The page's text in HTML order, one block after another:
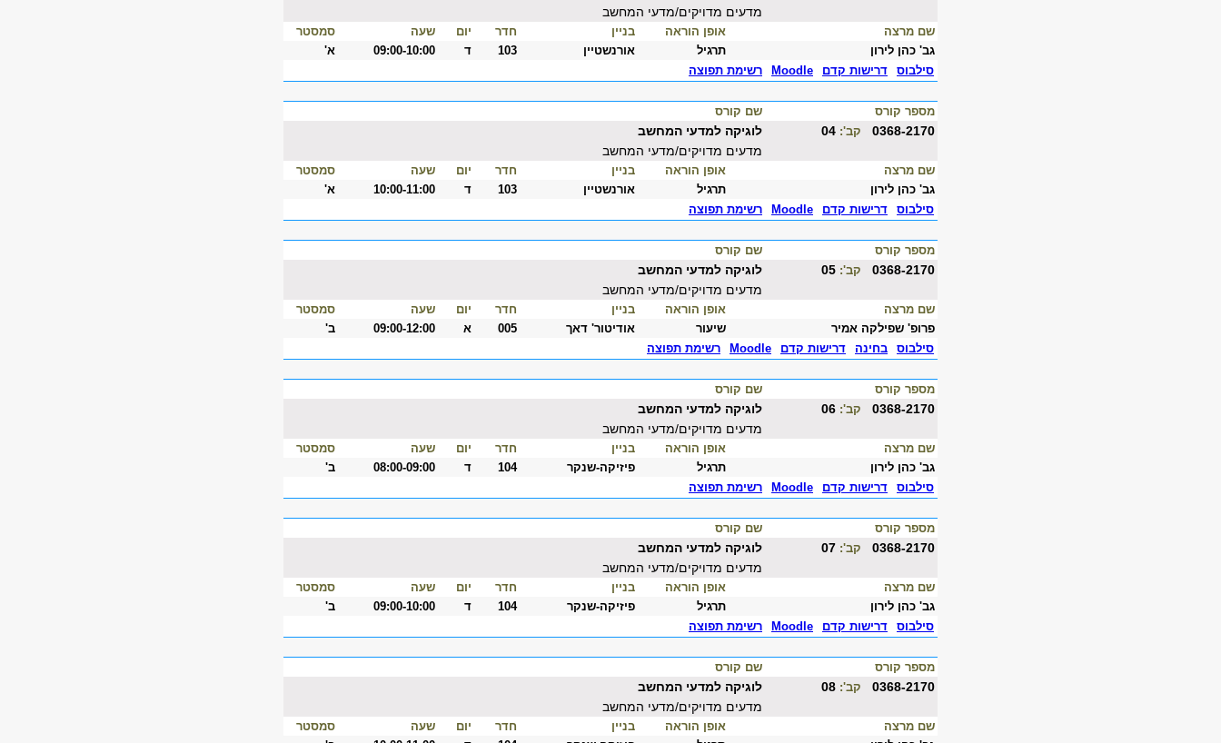
מדעים מדויקים/מדעי המחשב
שם מרצה אופן הוראה בניין חדר יום שעה
סמסטר
גב' כהן לירון
תרגיל אורנשטיין 103 ד 09:00-10:00
א'
סילבוס
דרישות קדם Moodle רשימת תפוצה
מספר קורס שם קורס
0368-2170 קב':
לוגיקה למדעי המחשב
מדעים מדויקים/מדעי המחשב
שם מרצה אופן הוראה בניין חדר יום שעה
סמסטר
גב' כהן לירון
תרגיל אורנשטיין 103 ד 10:00-11:00
א'
סילבוס
דרישות קדם Moodle רשימת תפוצה
מספר קורס שם קורס
0368-2170 קב':
לוגיקה למדעי המחשב
מדעים מדויקים/מדעי המחשב
שם מרצה אופן הוראה בניין חדר יום שעה
סמסטר
פרופ' שפילקה אמיר
שיעור אודיטור' דאך 005 א 09:00-12:00
ב'
סילבוס
בחינה דרישות קדם Moodle רשימת תפוצה
מספר קורס שם קורס
0368-2170 קב':
לוגיקה למדעי המחשב
מדעים מדויקים/מדעי המחשב
שם מרצה אופן הוראה בניין חדר יום שעה
סמסטר
גב' כהן לירון
תרגיל פיזיקה-שנקר 104 ד 08:00-09:00
ב'
סילבוס
דרישות קדם Moodle רשימת תפוצה
מספר קורס שם קורס
0368-2170 קב':
לוגיקה למדעי המחשב
מדעים מדויקים/מדעי המחשב
שם מרצה אופן הוראה בניין חדר יום שעה
סמסטר
גב' כהן לירון
תרגיל פיזיקה-שנקר 104 ד 09:00-10:00
ב'
סילבוס
דרישות קדם Moodle רשימת תפוצה
מספר קורס שם קורס
0368-2170 קב':
לוגיקה למדעי המחשב
מדעים מדויקים/מדעי המחשב
שם מרצה אופן הוראה בניין חדר יום שעה
סמסטר